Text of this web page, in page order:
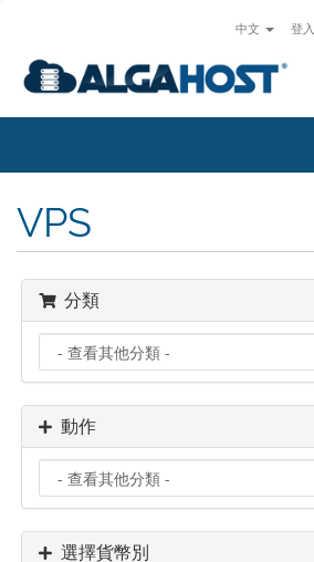
中文 登入
VPS
分類
動作
選擇貨幣別